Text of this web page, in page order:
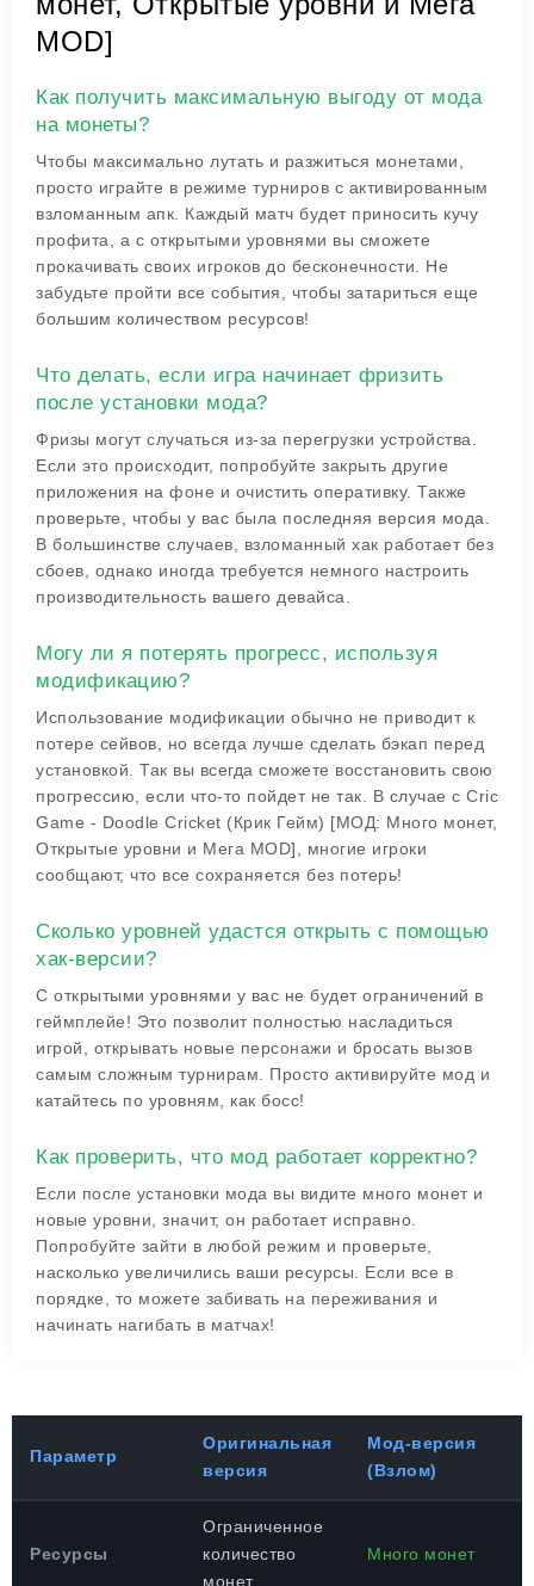
MOD]
Как получить максимальную выгоду от мода
на монеты?
Чтобы максимально лутать и разжиться монетами,
просто играйте в режиме турниров с активированным
взломанным апк. Каждый матч будет приносить кучу
профита, а с открытыми уровнями вы сможете
прокачивать своих игроков до бесконечности. Не
забудьте пройти все события, чтобы затариться еще
большим количеством ресурсов!
Что делать, если игра начинает фризить
после установки мода?
Фризы могут случаться из-за перегрузки устройства.
Если это происходит, попробуйте закрыть другие
приложения на фоне и очистить оперативку. Также
проверьте, чтобы у вас была последняя версия мода.
В большинстве случаев, взломанный хак работает без
сбоев, однако иногда требуется немного настроить
производительность вашего девайса.
Могу ли я потерять прогресс, используя
модификацию?
Использование модификации обычно не приводит к
потере сейвов, но всегда лучше сделать бэкап перед
установкой. Так вы всегда сможете восстановить свою
прогрессию, если что-то пойдет не так. В случае с Cric
Game - Doodle Cricket (Крик Гейм) [МОД: Много монет,
Открытые уровни и Мега MOD], многие игроки
сообщают, что все сохраняется без потерь!
Сколько уровней удастся открыть с помощью
хак-версии?
С открытыми уровнями у вас не будет ограничений в
геймплейе! Это позволит полностью насладиться
игрой, открывать новые персонажи и бросать вызов
самым сложным турнирам. Просто активируйте мод и
катайтесь по уровням, как босс!
Как проверить, что мод работает корректно?
Если после установки мода вы видите много монет и
новые уровни, значит, он работает исправно.
Попробуйте зайти в любой режим и проверьте,
насколько увеличились ваши ресурсы. Если все в
порядке, то можете забивать на переживания и
начинать нагибать в матчах!
Параметр
Оригинальная
версия
Мод-версия
(Взлом)
Ресурсы
Ограниченное
количество
монет
Много монет